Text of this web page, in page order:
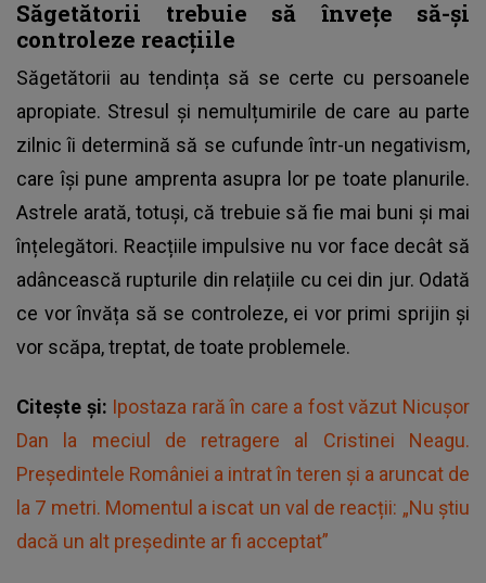
Săgetătorii trebuie să învețe să-și
controleze reacțiile
Săgetătorii au tendința să se certe cu persoanele
apropiate. Stresul și nemulțumirile de care au parte
zilnic îi determină să se cufunde într-un negativism,
care își pune amprenta asupra lor pe toate planurile.
Astrele arată, totuși, că trebuie să fie mai buni și mai
înțelegători. Reacțiile impulsive nu vor face decât să
adâncească rupturile din relațiile cu cei din jur. Odată
ce vor învăța să se controleze, ei vor primi sprijin și
vor scăpa, treptat, de toate problemele.
Citește și: Ipostaza rară în care a fost văzut Nicușor
Dan la meciul de retragere al Cristinei Neagu.
Președintele României a intrat în teren și a aruncat de
la 7 metri. Momentul a iscat un val de reacții: „Nu știu
dacă un alt președinte ar fi acceptat”